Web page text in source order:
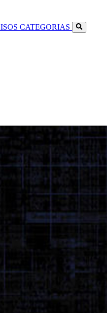
ISOS CATEGORIAS